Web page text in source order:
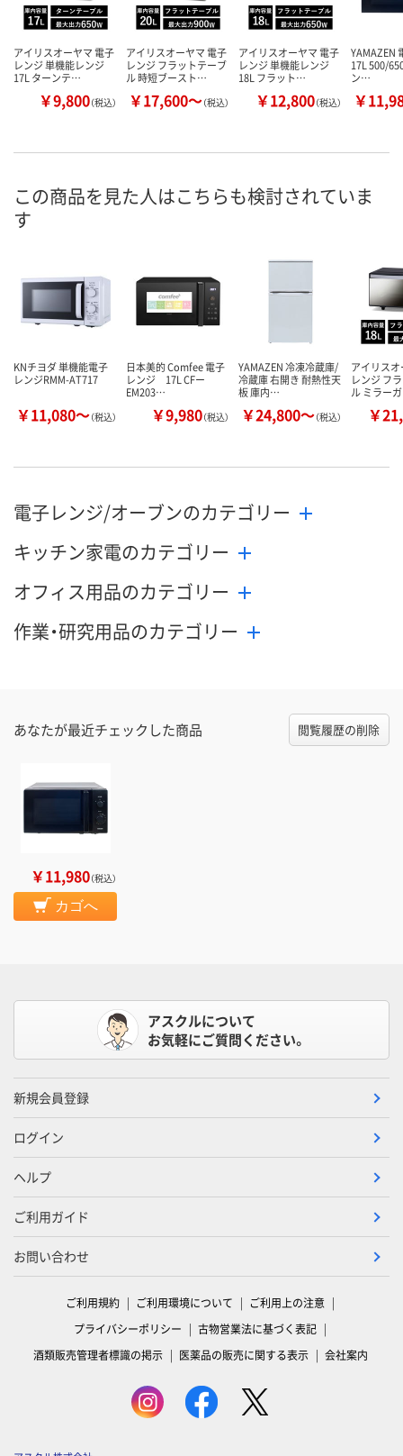
アイリスオーヤマ 電子
レンジ 単機能レンジ
17L ターンテ…
￥9,800（税込）
アイリスオーヤマ 電子
レンジ フラットテーブ
ル 時短ブースト…
￥17,600～（税込）
アイリスオーヤマ 電子
レンジ 単機能レンジ
18L フラット…
￥12,800（税込）
YAMAZEN
17L 500/
ン…
￥
この商品を見た人はこちらも検討されていま
す
KNチヨダ 単機能電子
レンジRMM-AT717
￥11,080～（税込）
日本美的 Comfee 電子
レンジ 17L CFー
EM203…
￥9,980（税込）
YAMAZEN 冷凍冷蔵庫/
冷蔵庫 右開き 耐熱性天
板 庫内…
￥24,800～（税込）
アイリス
レンジ フ
ル ミラー
￥
電子レンジ/オーブンのカテゴリー
キッチン家電のカテゴリー
オフィス用品のカテゴリー
作業・研究用品のカテゴリー
あなたが最近チェックした商品 閲覧履歴の削除
￥11,980（税込）
カゴへ
アスクルについて
お気軽にご質問ください。
新規会員登録
ログイン
ヘルプ
ご利用ガイド
お問い合わせ
ご利用規約 ご利用環境について
ご利用上の注意
プライバシーポリシー
古物営業法に基づく表記
酒類販売管理者標識の掲示
医薬品の販売に関する表示 会社案内